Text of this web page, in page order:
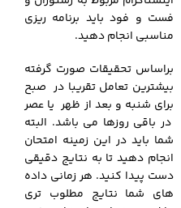
فست و فود باید برنامه ریزی
مناسبی انجام دهید.
براساس تحقیقات صورت گرفته
بیشترین تعامل تقریبا در صبح
برای شنبه و بعد از ظهر یا عصر
در باقی روزها می باشد. البته
شما باید در این زمینه امتحان
انجام دهید تا به نتایج دقیقی
دست پیدا کنید. هر زمانی داده
های شما نتایج مطلوب تری